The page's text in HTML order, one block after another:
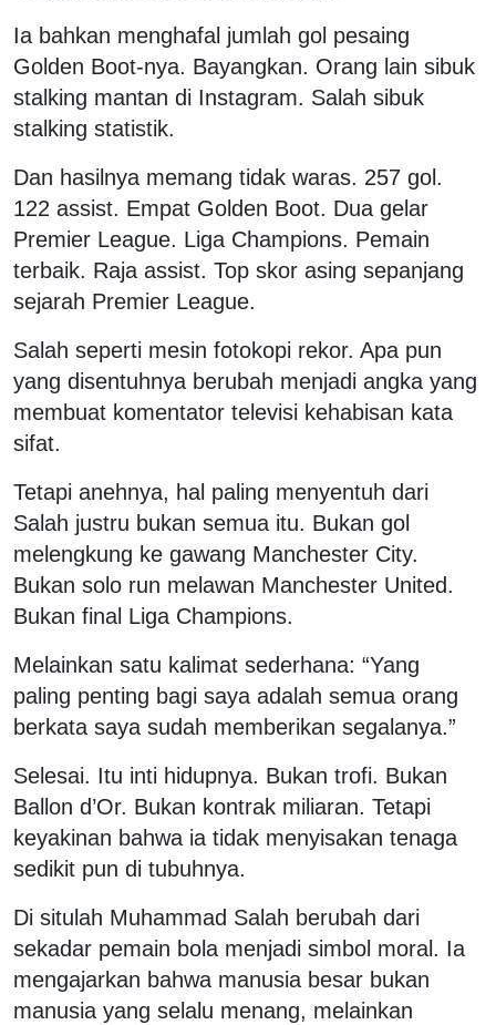
Ia bahkan menghafal jumlah gol pesaing
Golden Boot-nya. Bayangkan. Orang lain sibuk
stalking mantan di Instagram. Salah sibuk
stalking statistik.
Dan hasilnya memang tidak waras. 257 gol.
122 assist. Empat Golden Boot. Dua gelar
Premier League. Liga Champions. Pemain
terbaik. Raja assist. Top skor asing sepanjang
sejarah Premier League.
Salah seperti mesin fotokopi rekor. Apa pun
yang disentuhnya berubah menjadi angka yang
membuat komentator televisi kehabisan kata
sifat.
Tetapi anehnya, hal paling menyentuh dari
Salah justru bukan semua itu. Bukan gol
melengkung ke gawang Manchester City.
Bukan solo run melawan Manchester United.
Bukan final Liga Champions.
Melainkan satu kalimat sederhana: “Yang
paling penting bagi saya adalah semua orang
berkata saya sudah memberikan segalanya.”
Selesai. Itu inti hidupnya. Bukan trofi. Bukan
Ballon d’Or. Bukan kontrak miliaran. Tetapi
keyakinan bahwa ia tidak menyisakan tenaga
sedikit pun di tubuhnya.
Di situlah Muhammad Salah berubah dari
sekadar pemain bola menjadi simbol moral. Ia
mengajarkan bahwa manusia besar bukan
manusia yang selalu menang, melainkan